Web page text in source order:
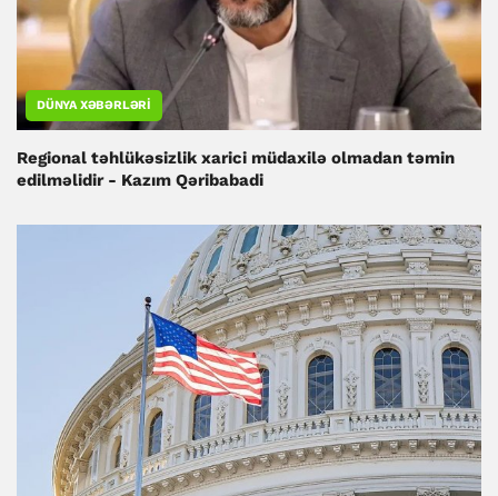
DÜNYA XƏBƏRLƏRI
Regional təhlükəsizlik xarici müdaxilə olmadan təmin
edilməlidir - Kazım Qəribabadi